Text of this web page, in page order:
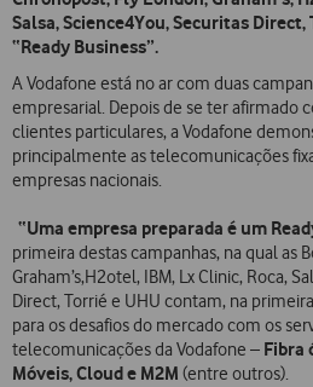
Salsa, Science4You, Securitas Direct,
“Ready Business”.
A Vodafone está no ar com duas
empresarial. Depois de se ter afirmado
clientes particulares, a Vodafone
principalmente as telecomunicações
empresas nacionais.
“Uma empresa preparada é um
primeira destas campanhas, na qual as
Graham’s,H2otel, IBM, Lx Clinic, Roca,
Direct, Torrié e UHU contam, na
para os desafios do mercado com os
telecomunicações da Vodafone – Fibra
Móveis, Cloud e M2M (entre outros).